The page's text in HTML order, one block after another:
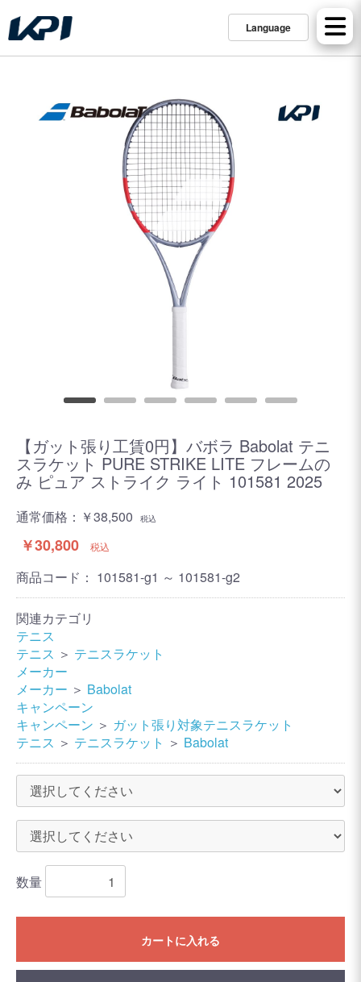
Language
【ガット張り工賃0円】バボラ Babolat テニ
スラケット PURE STRIKE LITE フレームの
み ピュア ストライク ライト 101581 2025
通常価格： ￥38,500 税込
￥30,800 税込
商品コード： 101581-g1 ～ 101581-g2
関連カテゴリ
テニス
テニス ＞ テニスラケット
メーカー
メーカー ＞ Babolat
キャンペーン
キャンペーン ＞ ガット張り対象テニスラケット
テニス ＞ テニスラケット ＞ Babolat
数量
カートに入れる